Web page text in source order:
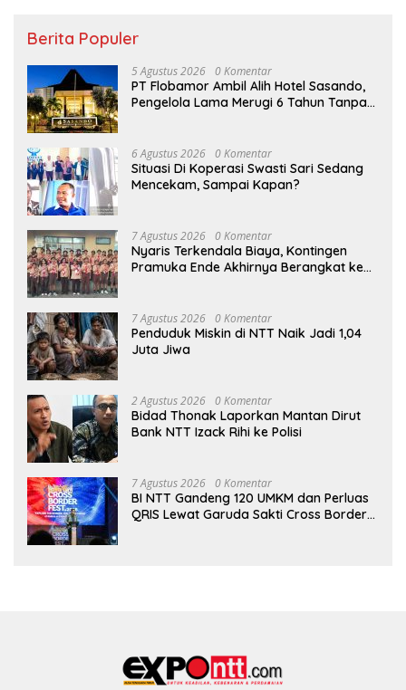
Berita Populer
5 Agustus 2026 0 Komentar
PT Flobamor Ambil Alih Hotel Sasando,
Pengelola Lama Merugi 6 Tahun Tanpa
6 Agustus 2026 0 Komentar
Situasi Di Koperasi Swasti Sari Sedang
Mencekam, Sampai Kapan?
7 Agustus 2026 0 Komentar
Nyaris Terkendala Biaya, Kontingen
Pramuka Ende Akhirnya Berangkat ke
7 Agustus 2026 0 Komentar
Penduduk Miskin di NTT Naik Jadi 1,04
Juta Jiwa
2 Agustus 2026 0 Komentar
Bidad Thonak Laporkan Mantan Dirut
Bank NTT Izack Rihi ke Polisi
7 Agustus 2026 0 Komentar
BI NTT Gandeng 120 UMKM dan Perluas
QRIS Lewat Garuda Sakti Cross Border